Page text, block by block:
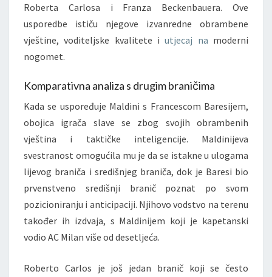
Roberta Carlosa i Franza Beckenbauera. Ove
usporedbe ističu njegove izvanredne obrambene
vještine, voditeljske kvalitete iutjecaj na moderni
nogomet.
Komparativna analiza s drugim braničima
Kada se uspoređuje Maldini s Francescom Baresijem,
obojica igrača slave se zbog svojih obrambenih
vještina i taktičke inteligencije. Maldinijeva
svestranost omogućila mu je da se istakne u ulogama
lijevog braniča i središnjeg braniča, dok je Baresi bio
prvenstveno središnji branič poznat po svom
pozicioniranju i anticipaciji. Njihovo vodstvo na terenu
također ih izdvaja, s Maldinijem koji je kapetanski
vodio AC Milan više od desetljeća.
Roberto Carlos je još jedan branič koji se često